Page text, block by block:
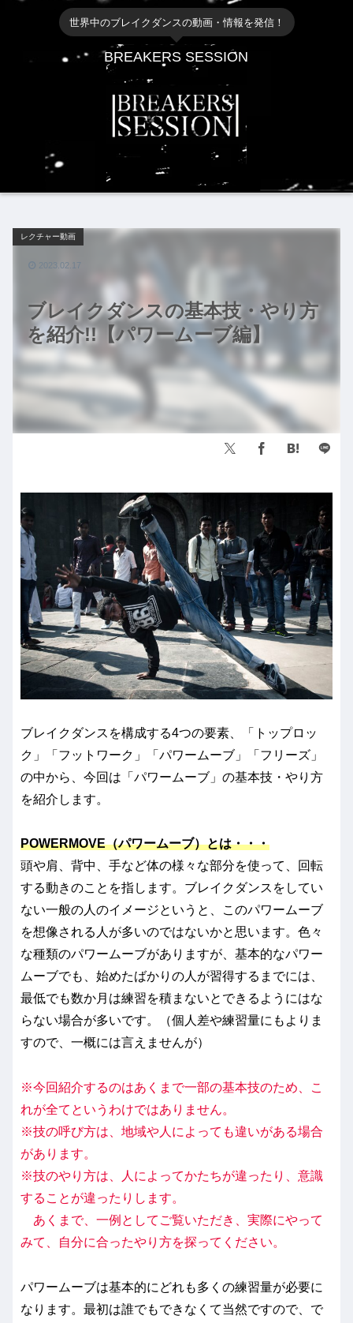
世界中のブレイクダンスの動画・情報を発信！
BREAKERS SESSION
ブレイクダンスの基本技・やり方
を紹介!!【パワームーブ編】
レクチャー動画
2023.02.17
ブレイクダンスを構成する4つの要素、「トップロッ
ク」「フットワーク」「パワームーブ」「フリーズ」
の中から、今回は「パワームーブ」の基本技・やり方
を紹介します。
POWERMOVE（パワームーブ）とは・・・
頭や肩、背中、手など体の様々な部分を使って、回転
する動きのことを指します。ブレイクダンスをしてい
ない一般の人のイメージというと、このパワームーブ
を想像される人が多いのではないかと思います。色々
な種類のパワームーブがありますが、基本的なパワー
ムーブでも、始めたばかりの人が習得するまでには、
最低でも数か月は練習を積まないとできるようにはな
らない場合が多いです。（個人差や練習量にもよりま
すので、一概には言えませんが）
※今回紹介するのはあくまで一部の基本技のため、こ
れが全てというわけではありません。
※技の呼び方は、地域や人によっても違いがある場合
があります。
※技のやり方は、人によってかたちが違ったり、意識
することが違ったりします。
あくまで、一例としてご覧いただき、実際にやって
みて、自分に合ったやり方を探ってください。
パワームーブは基本的にどれも多くの練習量が必要に
なります。最初は誰でもできなくて当然ですので、で